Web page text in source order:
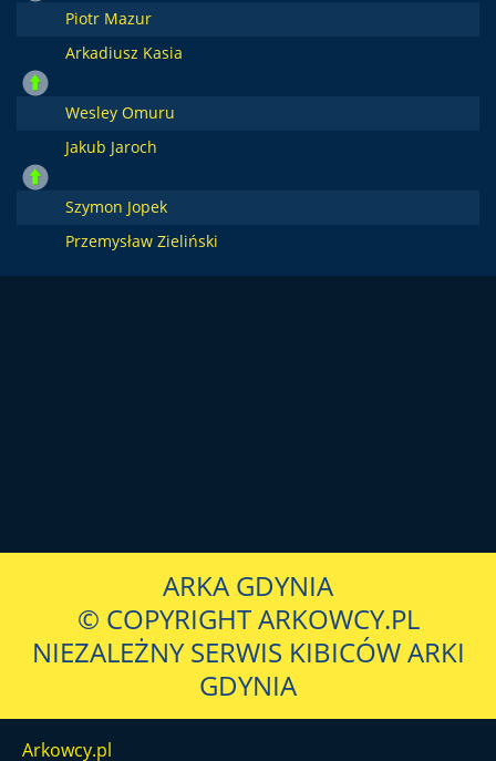
Piotr Mazur
Arkadiusz Kasia
Wesley Omuru
Jakub Jaroch
Szymon Jopek
Przemysław Zieliński
ARKA GDYNIA
© COPYRIGHT ARKOWCY.PL
NIEZALEŻNY SERWIS KIBICÓW ARKI
GDYNIA
Arkowcy.pl